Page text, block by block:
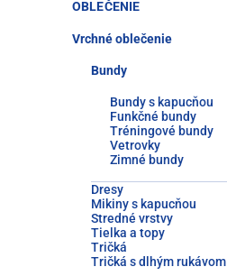
OBLEČENIE
Vrchné oblečenie
Bundy
Bundy s kapucňou
Funkčné bundy
Tréningové bundy
Vetrovky
Zimné bundy
Dresy
Mikiny s kapucňou
Stredné vrstvy
Tielka a topy
Tričká
Tričká s dlhým rukávom